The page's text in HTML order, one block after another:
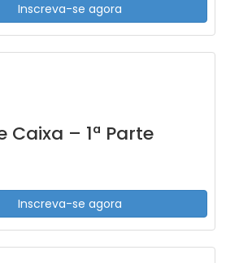
Inscreva-se agora
Caixa – 1ª Parte
Inscreva-se agora